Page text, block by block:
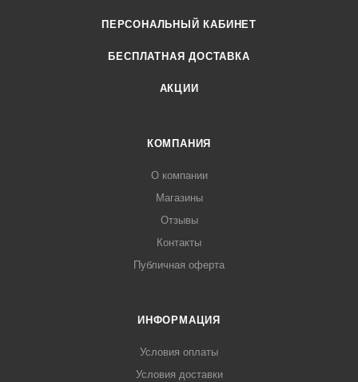
ПЕРСОНАЛЬНЫЙ КАБИНЕТ
БЕСПЛАТНАЯ ДОСТАВКА
АКЦИИ
КОМПАНИЯ
О компании
Магазины
Отзывы
Контакты
Публичная оферта
ИНФОРМАЦИЯ
Условия оплаты
Условия доставки